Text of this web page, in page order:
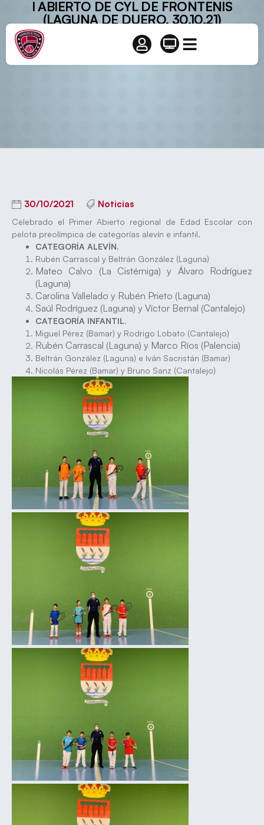
I ABIERTO DE CYL DE FRONTENIS
(LAGUNA DE DUERO, 30.10.21)
30/10/2021 Noticias
Celebrado el Primer Abierto regional de Edad Escolar con
pelota preolímpica de categorías alevín e infantil.
CATEGORÍA ALEVÍN.
Rubén Carrascal y Beltrán González (Laguna)
Mateo Calvo (La Cistérniga) y Álvaro Rodríguez
(Laguna)
Carolina Vallelado y Rubén Prieto (Laguna)
Saúl Rodríguez (Laguna) y Víctor Bernal (Cantalejo)
CATEGORÍA INFANTIL.
Miguel Pérez (Bamar) y Rodrigo Lobato (Cantalejo)
Rubén Carrascal (Laguna) y Marco Ríos (Palencia)
Beltrán González (Laguna) e Iván Sacristán (Bamar)
Nicolás Pérez (Bamar) y Bruno Sanz (Cantalejo)